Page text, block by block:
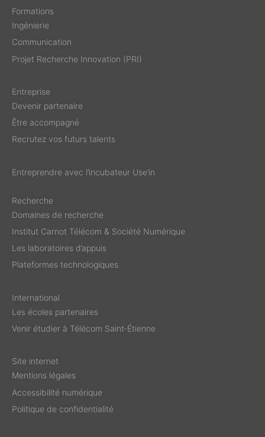
Formations
Ingénierie
Communication
Projet Recherche Innovation (PRI)
Entreprise
Devenir partenaire
Être accompagné
Recrutez vos futurs talents
Entreprendre avec l’incubateur Use’in
Recherche
Domaines de recherche
Institut Carnot Télécom & Société Numérique
Les laboratoires d’appuis
Plateformes technologiques
International
Les écoles partenaires
Venir étudier à Télécom Saint‑Étienne
Site internet
Mentions légales
Accessibilité numérique
Politique de confidentialité